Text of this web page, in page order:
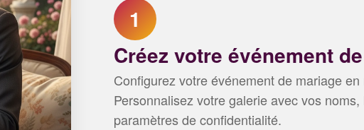
1
Créez votre événement
Configurez votre événement de mariage
Personnalisez votre galerie avec vos
paramètres de confidentialité.